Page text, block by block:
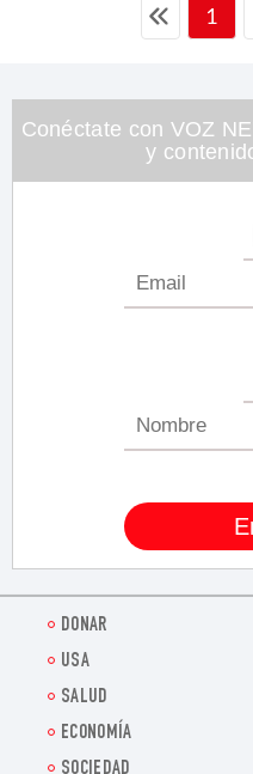
1
Conéctate con VOZ
y
DONAR
USA
SALUD
ECONOMÍA